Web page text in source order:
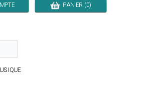
PANIER (0)